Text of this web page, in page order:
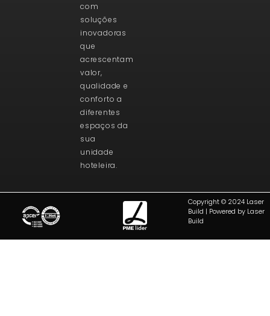
com
soluções
inovadoras
que
acrescentam
valor,
qualidade e
conforto a
diferentes
espaços da
sua
unidade
hoteleira.
Copyright © 2024 Laser
Build | Powered by Laser
Build